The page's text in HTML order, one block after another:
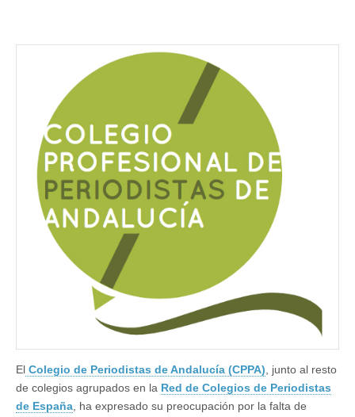
Periodistas
Andalucía
alerta
del
legislar
sobre
el
secreto
profesional
sin
contar
con
El Colegio de Periodistas de Andalucía (CPPA) , junto al resto
de colegios agrupados en la Red de Colegios de Periodistas
de España , ha expresado su preocupación por la falta de